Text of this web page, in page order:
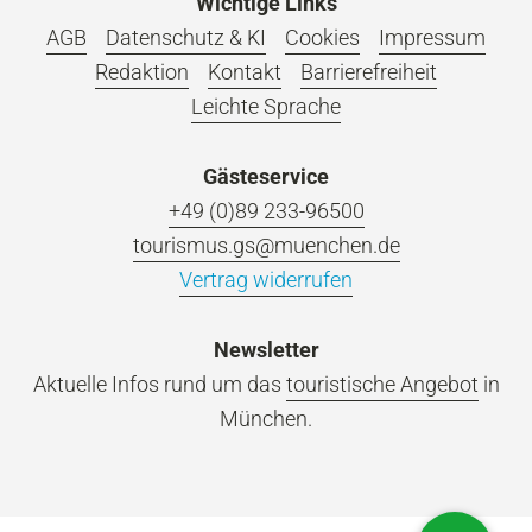
AGB
Datenschutz & KI Cookies
Impressum
Redaktion
Kontakt
Barrierefreiheit
Leichte Sprache
Gästeservice
+49 (0)89 233-96500
tourismus.gs@muenchen.de
Vertrag widerrufen
Newsletter
Aktuelle Infos rund um das touristische Angebot in
München.